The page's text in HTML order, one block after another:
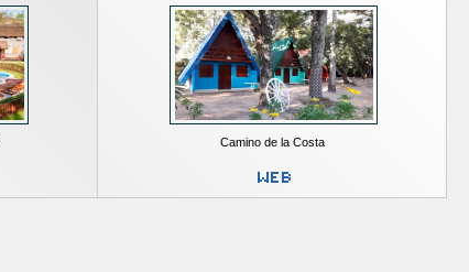
Camino de la Costa